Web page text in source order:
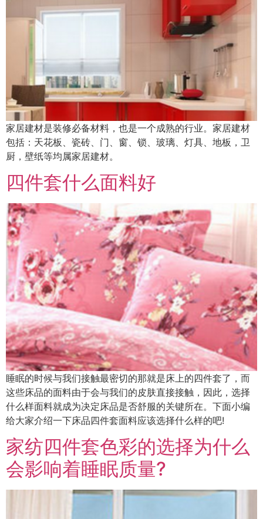
家居建材是装修必备材料，也是一个成熟的行业。家居建材
包括：天花板、瓷砖、门、窗、锁、玻璃、灯具、地板，卫
厨，壁纸等均属家居建材。
四件套什么面料好
睡眠的时候与我们接触最密切的那就是床上的四件套了，而
这些床品的面料由于会与我们的皮肤直接接触，因此，选择
什么样面料就成为决定床品是否舒服的关键所在。下面小编
给大家介绍一下床品四件套面料应该选择什么样的吧!
家纺四件套色彩的选择为什么
会影响着睡眠质量?